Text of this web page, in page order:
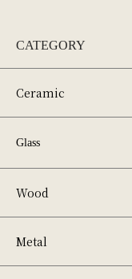
CATEGORY
Ceramic
Glass
Wood
Metal